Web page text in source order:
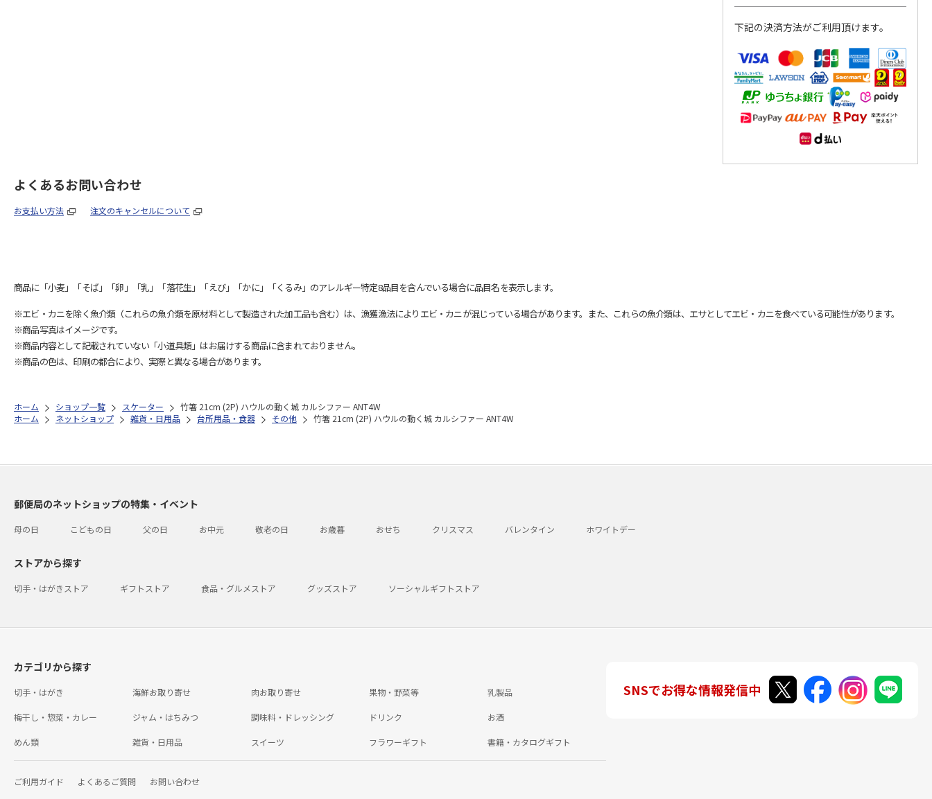
下記の決済方法がご利用頂けます。
よくあるお問い合わせ
お支払い方法 注文のキャンセルについて
商品に「小麦」「そば」「卵」「乳」「落花生」「えび」「かに」「くるみ」のアレルギー特定8品目を含んでいる場合に品目名を表示します。
※エビ・カニを除く魚介類（これらの魚介類を原材料として製造された加工品も含む）は、漁獲漁法によりエビ・カニが混じっている場合があります。また、これらの魚介類は、エサとしてエビ・カニを食べている可能性があります。
※商品写真はイメージです。
※商品内容として記載されていない「小道具類」はお届けする商品に含まれておりません。
※商品の色は、印刷の都合により、実際と異なる場合があります。
ホーム ショップ一覧 スケーター
竹箸 21cm (2P) ハウルの動く城 カルシファー ANT4W
ホーム
ネットショップ 雑貨・日用品 台所用品・食器 その他 竹箸 21cm (2P) ハウルの動く城 カルシファー ANT4W
郵便局のネットショップの特集・イベント
母の日 こどもの日 父の日 お中元 敬老の日 お歳暮 おせち クリスマス バレンタイン ホワイトデー
ストアから探す
切手・はがきストア ギフトストア 食品・グルメストア グッズストア ソーシャルギフトストア
カテゴリから探す
切手・はがき 海鮮お取り寄せ 肉お取り寄せ 果物・野菜等 乳製品
梅干し・惣菜・カレー ジャム・はちみつ 調味料・ドレッシング ドリンク お酒
めん類 雑貨・日用品 スイーツ フラワーギフト 書籍・カタログギフト
ご利用ガイド よくあるご質問 お問い合わせ
SNSでお得な情報発信中